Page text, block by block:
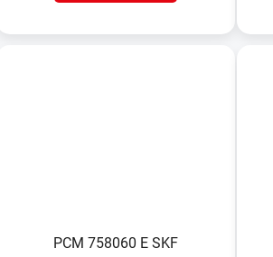
PCM 758060 E SKF